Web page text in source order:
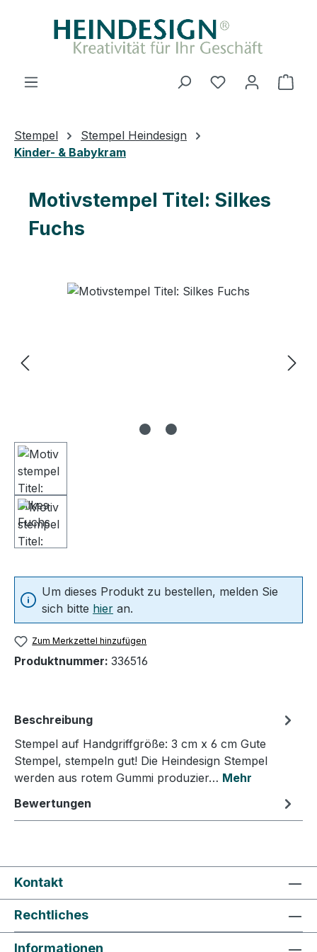
Zum Hauptinhalt springen
Stempel
Stempel Heindesign
Kinder- & Babykram
Motivstempel Titel: Silkes
Fuchs
Bildergalerie überspringen
Um dieses Produkt zu bestellen, melden Sie
sich bitte hier an.
Zum Merkzettel hinzufügen
Produktnummer: 336516
Beschreibung
Stempel auf Handgriffgröße: 3 cm x 6 cm Gute
Stempel, stempeln gut! Die Heindesign Stempel
werden aus rotem Gummi produzier… Mehr
Bewertungen
Kontakt
Rechtliches
Informationen